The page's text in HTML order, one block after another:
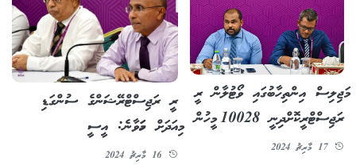
މަޖިލިސް އިންތިހާބުގައި ވޯޓުލާން ރީ
ރަޖިސްޓްރީކޮށްދިނީ 10028 މީހުން
17 މާރިޗު 2024
ރީ ރަޖިސްޓްރޭޝަންގެ ސުންގަޑި
މިއަދަށް ހަމަވާނެ: އީސީ
16 މާރިޗު 2024